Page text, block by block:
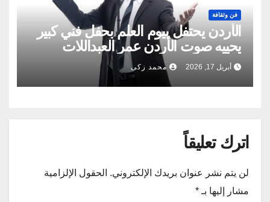
فن وثقافة
الأردن يحتفل بيوم العلم بحفل فني كبير
يحييه صوت الأردن عمر العبداللات
أبريل 17, 2026 محمد زكى
اترك تعليقاً
لن يتم نشر عنوان بريدك الإلكتروني. الحقول الإلزامية
مشار إليها بـ *